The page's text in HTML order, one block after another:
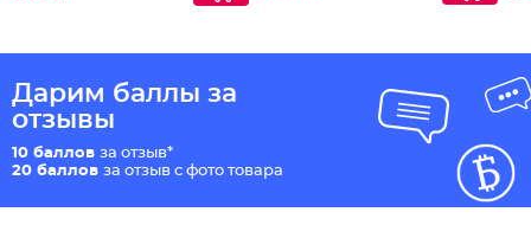
Дарим баллы за
отзывы
10 баллов за отзыв*
20 баллов за отзыв с фото товара